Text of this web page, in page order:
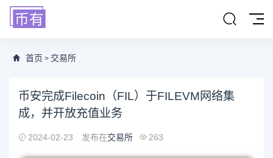
首页 > 交易所
币安完成Filecoin（FIL）于FILEVM网络集
成，并开放充值业务
2024-02-23 发布在交易所 263